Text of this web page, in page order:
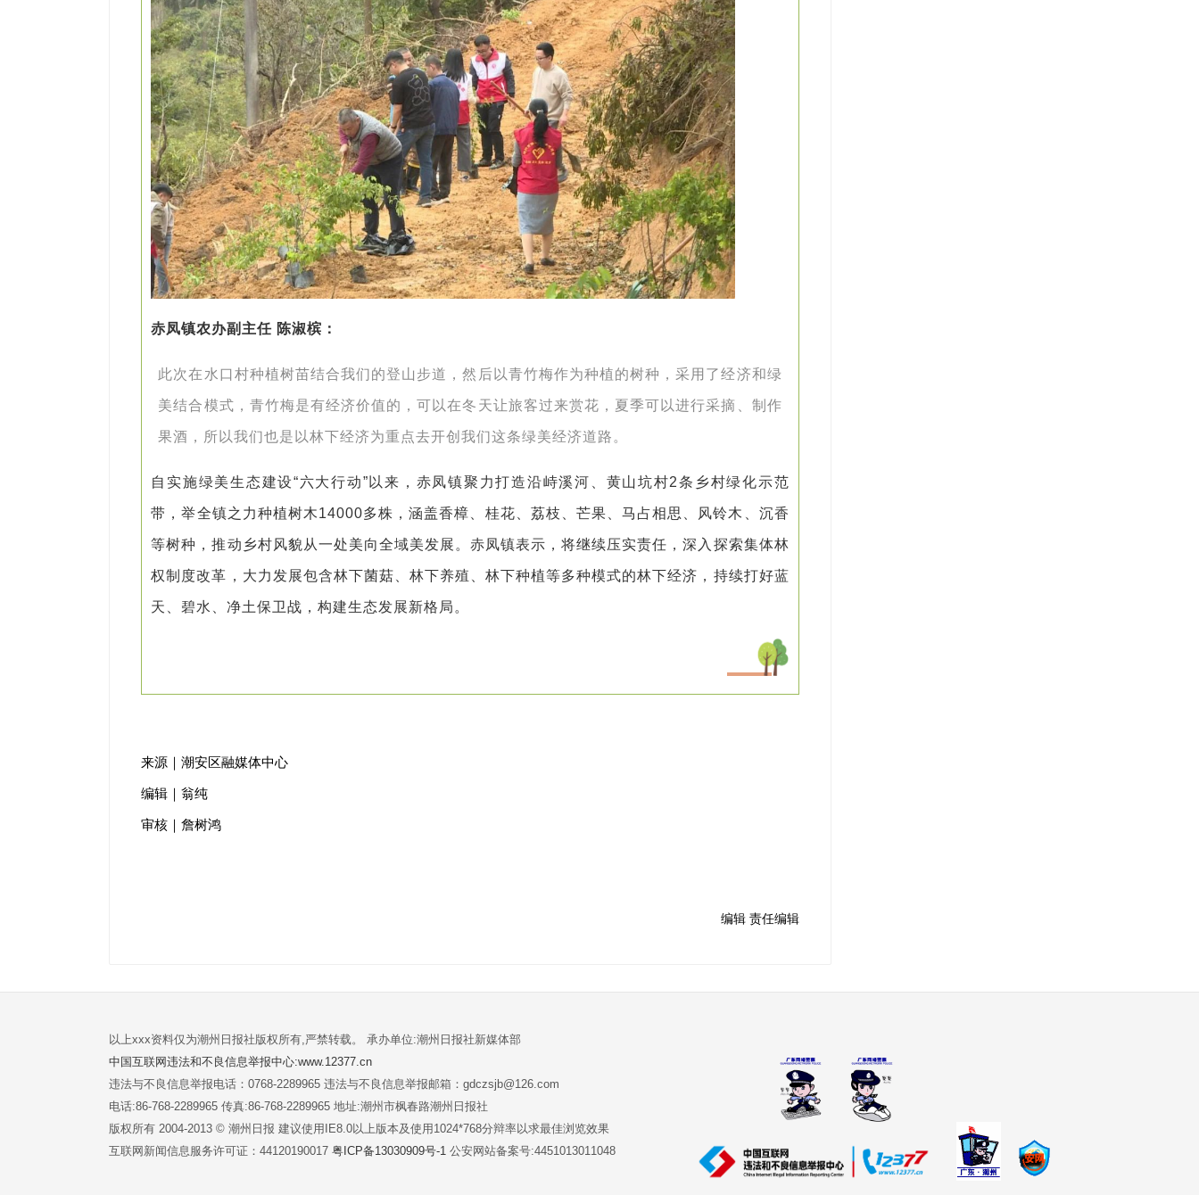
赤凤镇农办副主任 陈淑槟：
此次在水口村种植树苗结合我们的登山步道，然后以青竹梅作为种植的树种，采用了经济和绿
美结合模式，青竹梅是有经济价值的，可以在冬天让旅客过来赏花，夏季可以进行采摘、制作
果酒，所以我们也是以林下经济为重点去开创我们这条绿美经济道路。
自实施绿美生态建设“六大行动”以来，赤凤镇聚力打造沿峙溪河、黄山坑村2条乡村绿化示范
带，举全镇之力种植树木14000多株，涵盖香樟、桂花、荔枝、芒果、马占相思、风铃木、沉香
等树种，推动乡村风貌从一处美向全域美发展。赤凤镇表示，将继续压实责任，深入探索集体林
权制度改革，大力发展包含林下菌菇、林下养殖、林下种植等多种模式的林下经济，持续打好蓝
天、碧水、净土保卫战，构建生态发展新格局。
来源｜潮安区融媒体中心
编辑｜翁纯
审核｜詹树鸿
编辑 责任编辑
以上xxx资料仅为潮州日报社版权所有,严禁转载。 承办单位:潮州日报社新媒体部
中国互联网违法和不良信息举报中心:www.12377.cn
违法与不良信息举报电话：0768-2289965 违法与不良信息举报邮箱：gdczsjb@126.com
电话:86-768-2289965 传真:86-768-2289965 地址:潮州市枫春路潮州日报社
版权所有 2004-2013 © 潮州日报 建议使用IE8.0以上版本及使用1024*768分辩率以求最佳浏览效果
互联网新闻信息服务许可证：44120190017 粤ICP备13030909号-1 公安网站备案号:4451013011048